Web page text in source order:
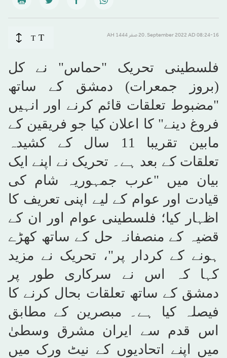
08:24-16 September 2022 AD ـ 20 صفر 1444 AH T
T
فلسطینی تحریک "حماس" نے کل
(بروز جمعرات) دمشق کے ساتھ
"مضبوط تعلقات قائم کرنے اور انہیں
فروغ دینے" کا اعلان کیا جو فریقین کے
مابین تقریبا 11 سال کے کشیدہ
تعلقات کے بعد ہے۔ تحریک نے اپنے ایک
بیان میں "عرب جمہوریہ شام کی
قیادت اور عوام کے لیے اپنی تعریف کا
اظہار کیا؛ فلسطینی عوام اور ان کے
قضیہ کے منصفانہ حل کے ساتھ کھڑے
ہونے کے کردار پر"، تحریک نے مزید
کہا کہ اس نے سرکاری طور پر
دمشق کے ساتھ تعلقات بحال کرنے کا
فیصلہ کیا ہے۔ مبصرین کے مطابق
اس قدم سے ایران مشرق وسطیٰ
میں اپنے اتحادیوں کے نیٹ ورک میں